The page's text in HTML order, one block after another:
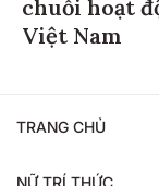
Việt Nam
TRANG CHỦ
NỮ TRÍ THỨC